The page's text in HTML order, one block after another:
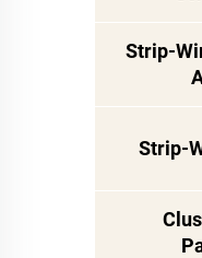
Strip-
Strip-